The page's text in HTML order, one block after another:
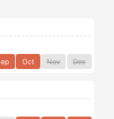
Oct Nov Dec